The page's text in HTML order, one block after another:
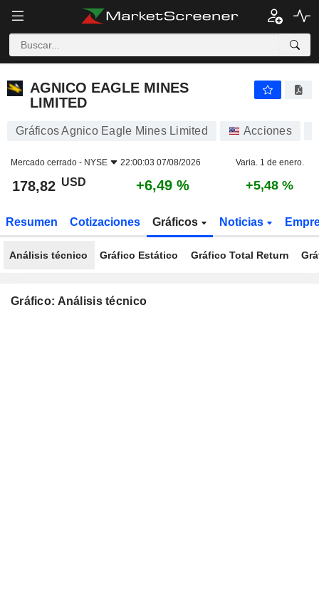
AGNICO EAGLE MINES
LIMITED
Gráficos Agnico Eagle Mines Limited Acciones
Mercado cerrado - NYSE 22:00:03 07/08/2026 Varia. 1 de enero.
178,82 USD +6,49 % +5,48 %
Resumen Cotizaciones Gráficos Noticias
Análisis técnico Gráfico Estático Gráfico Total Return
Gráfico: Análisis técnico